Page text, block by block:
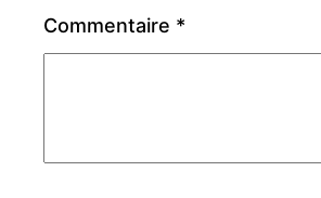
Commentaire *